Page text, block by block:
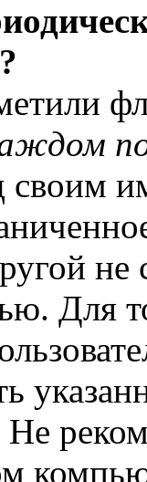
своим
не
Для